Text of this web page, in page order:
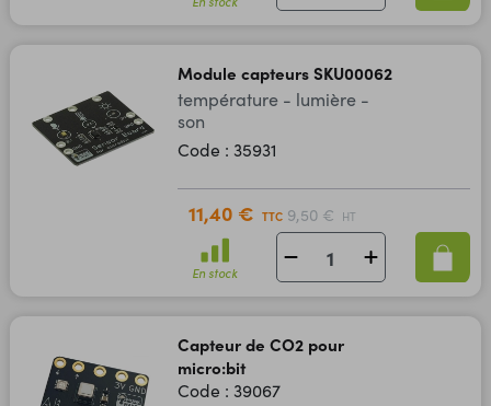
Module capteurs SKU00062
température - lumière -
son
Code : 35931
11,40 € TTC 9,50 € HT
En stock
Capteur de CO2 pour
micro:bit
Code : 39067